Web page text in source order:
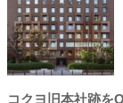
コクヨ旧本社跡を